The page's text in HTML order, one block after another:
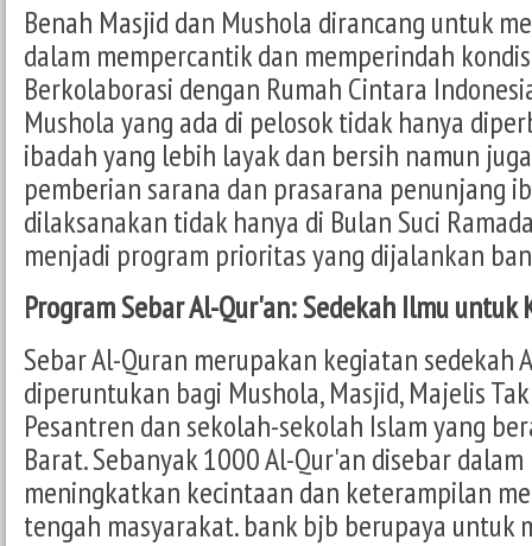
Benah Masjid dan Mushola dirancang untuk
dalam mempercantik dan memperindah
Berkolaborasi dengan Rumah Cintara
Mushola yang ada di pelosok tidak hanya
ibadah yang lebih layak dan bersih namun
pemberian sarana dan prasarana penunjang
dilaksanakan tidak hanya di Bulan Suci
menjadi program prioritas yang dijalankan
Program Sebar Al-Qur'an: Sedekah Ilmu untuk
Sebar Al-Quran merupakan kegiatan sedekah
diperuntukan bagi Mushola, Masjid, Majelis
Pesantren dan sekolah-sekolah Islam yang
Barat. Sebanyak 1000 Al-Qur'an disebar
meningkatkan kecintaan dan keterampilan
tengah masyarakat. bank bjb berupaya untuk